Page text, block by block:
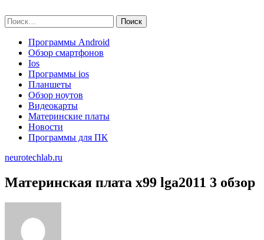
to
content
Найти:
Программы Android
Обзор смартфонов
Ios
Программы ios
Планшеты
Обзор ноутов
Видеокарты
Материнские платы
Новости
Программы для ПК
neurotechlab.ru
Материнская плата x99 lga2011 3 обзор